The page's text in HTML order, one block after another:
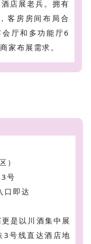
店展老兵。拥有
客房房间布局合
厅和多功能厅6
家布展 需求。
）
号
口即达
是以川酒集中展
3号线直达酒店地